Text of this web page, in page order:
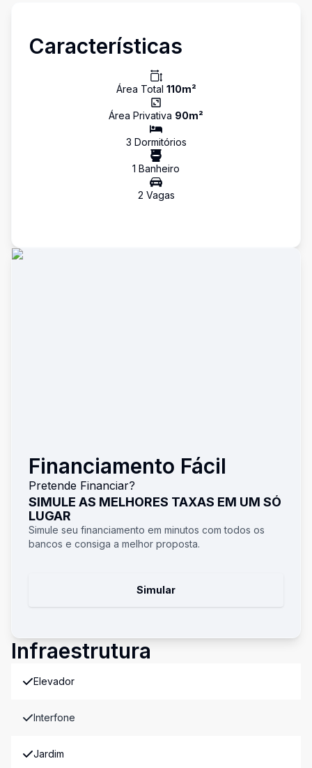
Características
Área Total 110m²
Área Privativa 90m²
3 Dormitórios
1 Banheiro
2 Vagas
Financiamento Fácil
Pretende Financiar?
SIMULE AS MELHORES TAXAS EM UM SÓ
LUGAR
Simule seu financiamento em minutos com todos os
bancos e consiga a melhor proposta.
Simular
Infraestrutura
Elevador
Interfone
Jardim